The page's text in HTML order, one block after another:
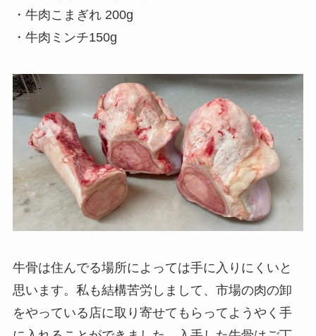
・牛肉こまぎれ 200g
・牛肉ミンチ150g
牛骨は住んでる場所によっては手に入りにくいと
思います。私も結構苦労しまして、市場の肉の卸
をやっている店に取り寄せてもらってようやく手